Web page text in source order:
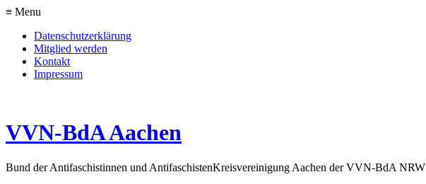
≡ Menu
Datenschutzerklärung
Mitglied werden
Kontakt
Impressum
VVN-BdA Aachen
Bund der Antifaschistinnen und AntifaschistenKreisvereinigung Aachen der VVN-BdA NRW